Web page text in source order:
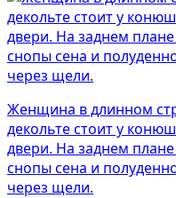
Женщина в длинном
декольте стоит у
двери. На заднем
снопы сена и
через щели.